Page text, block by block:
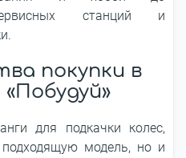
станций и
покупки в
для подкачки колес,
модель, но и